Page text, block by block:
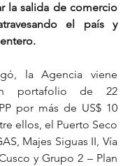
la salida de comercio
el país y
la Agencia viene
portafolio de 22
por más de US$ 10
ellos, el Puerto Seco
Majes Siguas II, Vía
y Grupo 2 – Plan